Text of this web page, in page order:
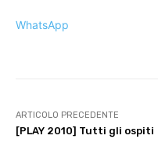
WhatsApp
ARTICOLO PRECEDENTE
[PLAY 2010] Tutti gli ospiti